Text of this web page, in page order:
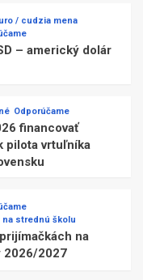
/ cudzia mena
– americký dolár
Odporúčame
financovať
pilota vrtuľníka
strednú školu
na
2026/2027